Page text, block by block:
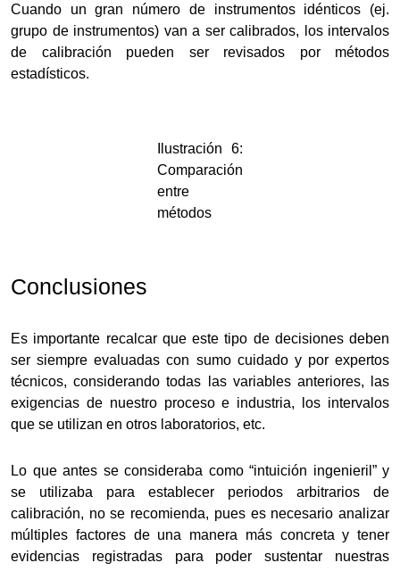
Cuando un gran número de instrumentos idénticos (ej.
grupo de instrumentos) van a ser calibrados, los intervalos
de calibración pueden ser revisados por métodos
estadísticos.
Ilustración 6:
Comparación
entre
métodos
Conclusiones
Es importante recalcar que este tipo de decisiones deben
ser siempre evaluadas con sumo cuidado y por expertos
técnicos, considerando todas las variables anteriores, las
exigencias de nuestro proceso e industria, los intervalos
que se utilizan en otros laboratorios, etc.
Lo que antes se consideraba como “intuición ingenieril” y
se utilizaba para establecer periodos arbitrarios de
calibración, no se recomienda, pues es necesario analizar
múltiples factores de una manera más concreta y tener
evidencias registradas para poder sustentar nuestras